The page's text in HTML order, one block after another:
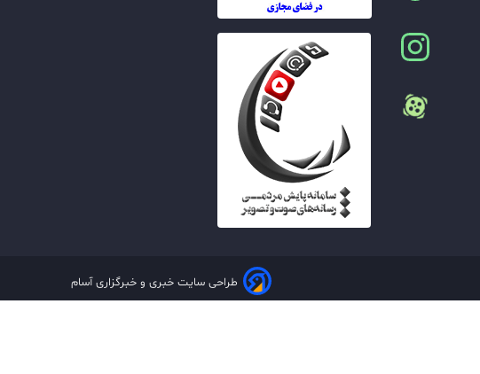
طراحی سایت خبری و خبرگزاری آسام